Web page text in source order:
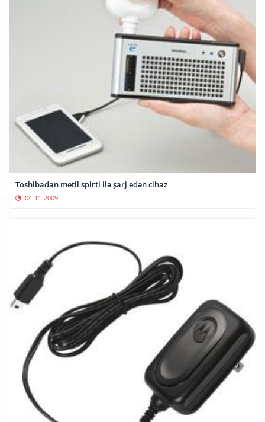
Toshibadan metil spirti ilə şarj edən cihaz
04-11-2009